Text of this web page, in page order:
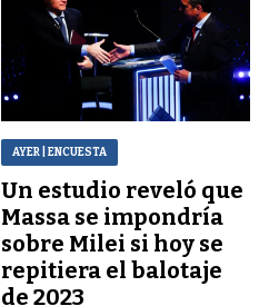
AYER | ENCUESTA
Un estudio reveló que
Massa se impondría
sobre Milei si hoy se
repitiera el balotaje
de 2023